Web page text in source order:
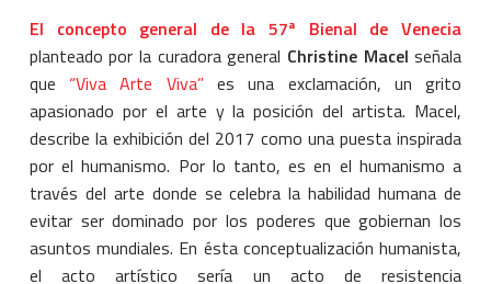
El concepto general de la 57ª Bienal de Venecia
planteado por la curadora general Christine Macel señala
que “Viva Arte Viva”es una exclamación, un grito
apasionado por el arte y la posición del artista. Macel,
describe la exhibición del 2017 como una puesta inspirada
por el humanismo. Por lo tanto, es en el humanismo a
través del arte donde se celebra la habilidad humana de
evitar ser dominado por los poderes que gobiernan los
asuntos mundiales. En ésta conceptualización humanista,
el acto artístico sería un acto de resistencia